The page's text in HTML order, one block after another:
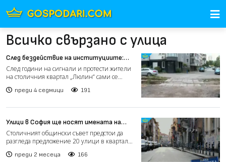
Всичко свързано с улица
След бездействие на институциите:
Жители на „Люлин“ сами си направиха
улица (видео)
След години на сигнали и протести жители
на столичния квартал „Люлин“ сами се
преди 4 седмици 191
Улици в София ще носят имената на
забележителни българки
Столичният общински съвет предстои да
разгледа предложение 20 улици в квартал
преди 2 месеца 166